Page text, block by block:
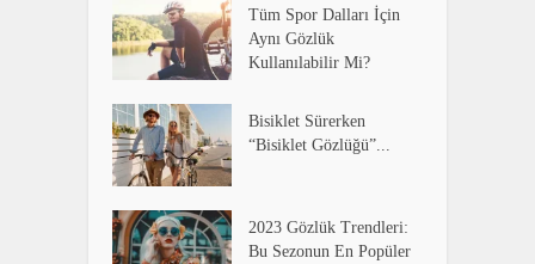
Tüm Spor Dalları İçin
Aynı Gözlük
Kullanılabilir Mi?
Bisiklet Sürerken
“Bisiklet Gözlüğü”...
2023 Gözlük Trendleri:
Bu Sezonun En Popüler